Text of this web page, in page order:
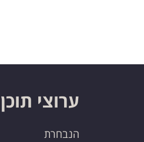
ערוצי תוכן
הנבחרת